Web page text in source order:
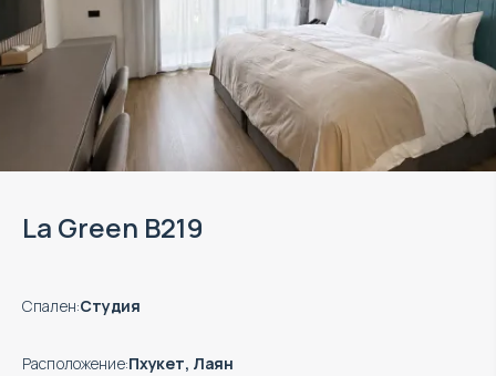
La Green B219
Спален:Студия
Расположение:Пхукет, Лаян